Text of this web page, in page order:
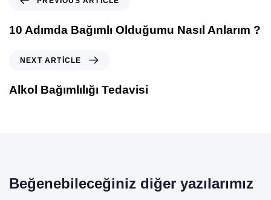
10 Adımda Bağımlı Olduğumu Nasıl Anlarım ?
NEXT ARTICLE
Alkol Bağımlılığı Tedavisi
Beğenebileceğiniz diğer yazılarımız